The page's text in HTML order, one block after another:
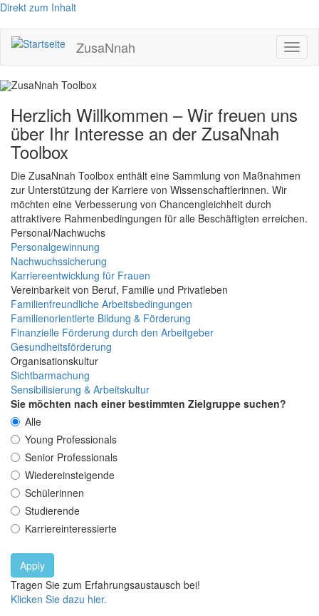
Direkt zum Inhalt
ZusaNnah
Herzlich Willkommen – Wir freuen uns
über Ihr Interesse an der ZusaNnah
Toolbox
Die ZusaNnah Toolbox enthält eine Sammlung von Maßnahmen
zur Unterstützung der Karriere von Wissenschaftlerinnen. Wir
möchten eine Verbesserung von Chancengleichheit durch
attraktivere Rahmenbedingungen für alle Beschäftigten erreichen.
Personal/Nachwuchs
Personalgewinnung
Nachwuchssicherung
Karriereentwicklung für Frauen
Vereinbarkeit von Beruf, Familie und Privatleben
Familienfreundliche Arbeitsbedingungen
Familienorientierte Bildung & Förderung
Finanzielle Förderung durch den Arbeitgeber
Gesundheitsförderung
Organisationskultur
Sichtbarmachung
Sensibilisierung & Arbeitskultur
Sie möchten nach einer bestimmten Zielgruppe suchen?
Alle
Young Professionals
Senior Professionals
Wiedereinsteigende
Schülerinnen
Studierende
Karriereinteressierte
Apply
Tragen Sie zum Erfahrungsaustausch bei!
Klicken Sie dazu hier.